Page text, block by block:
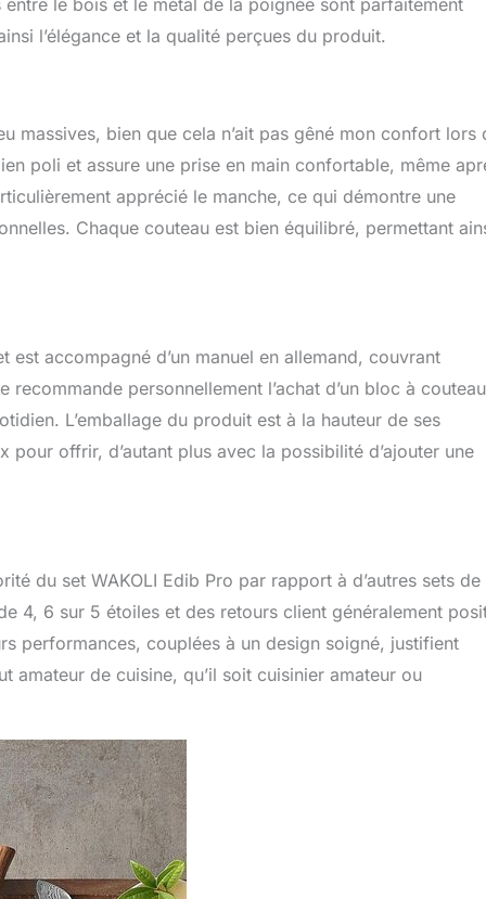
pour des occasions comme les anniversaires, les mariages
l’élégance et la qualité perçues du produit.
massives, bien que cela n’ait pas gêné mon confort lors
poli et assure une prise en main confortable, même
apprécié le manche, ce qui démontre une
Chaque couteau est bien équilibré, permettant
accompagné d’un manuel en allemand, couvrant
personnellement l’achat d’un bloc à
L’emballage du produit est à la hauteur de ses
offrir, d’autant plus avec la possibilité d’ajouter une
du set WAKOLI Edib Pro par rapport à d’autres sets de
4, 6 sur 5 étoiles et des retours client généralement
performances, couplées à un design soigné, justifient
amateur de cuisine, qu’il soit cuisinier amateur ou